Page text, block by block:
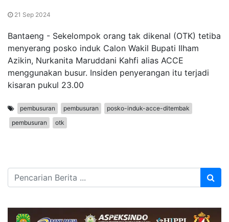
21 Sep 2024
Bantaeng - Sekelompok orang tak dikenal (OTK) tetiba
menyerang posko induk Calon Wakil Bupati Ilham
Azikin, Nurkanita Maruddani Kahfi alias ACCE
menggunakan busur. Insiden penyerangan itu terjadi
kisaran pukul 23.00
pembusuran pembusuran
posko-induk-acce-ditembak
pembusuran
otk